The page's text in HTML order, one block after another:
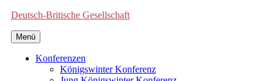
Deutsch-Britische Gesellschaft
Menü
Konferenzen
Königswinter Konferenz